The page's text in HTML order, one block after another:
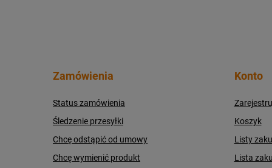
Zamówienia
Status zamówienia
Śledzenie przesyłki
Chcę odstąpić od umowy
Chcę wymienić produkt
Konto
Koszyk
Listy
Lista